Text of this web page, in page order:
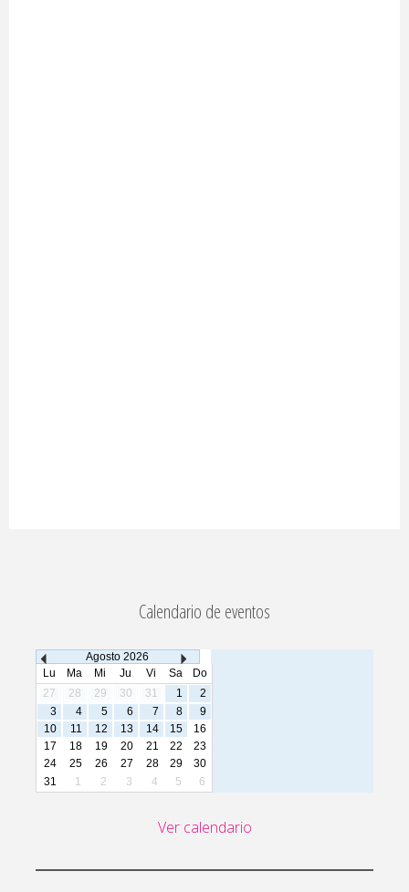
Calendario de eventos
Agosto 2026
Lu
Ma Mi Ju Vi Sa
Do
27
28 29 30 31 1
2
3
4 5 6 7 8
9
10
11 12 13 14 15
16
17
18 19 20 21 22
23
24
25 26 27 28 29
30
31
1 2 3 4 5 6
Ver calendario